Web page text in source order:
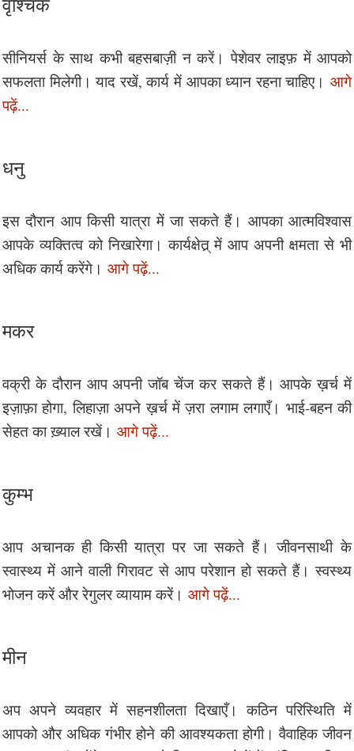
सीनियर्स के साथ कभी बहसबाज़ी न करें। पेशेवर लाइफ़ में आपको
सफलता मिलेगी। याद रखें, कार्य में आपका ध्यान रहना चाहिए। आगे
पढ़ें...
धनु
इस दौरान आप किसी यात्रा में जा सकते हैं। आपका आत्मविश्वास
आपके व्यक्तित्व को निखारेगा। कार्यक्षेत्र् में आप अपनी क्षमता से भी
अधिक कार्य करेंगे। आगे पढ़ें...
मकर
वक्री के दौरान आप अपनी जॉब चेंज कर सकते हैं। आपके ख़र्च में
इज़ाफ़ा होगा, लिहाज़ा अपने ख़र्च में ज़रा लगाम लगाएँ। भाई-बहन की
सेहत का ख़्याल रखें। आगे पढ़ें...
कुम्भ
आप अचानक ही किसी यात्रा पर जा सकते हैं। जीवनसाथी के
स्वास्थ्य में आने वाली गिरावट से आप परेशान हो सकते हैं। स्वस्थ्य
भोजन करें और रेगुलर व्यायाम करें। आगे पढ़ें...
मीन
अप अपने व्यवहार में सहनशीलता दिखाएँ। कठिन परिस्थिति में
आपको और अधिक गंभीर होने की आवश्यकता होगी। वैवाहिक जीवन